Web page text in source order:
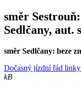
směr
Sedlčany, aut.
směr Sedlčany: beze
Dočasný jízdní řád
kB